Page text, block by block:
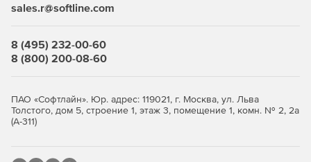
sales.r@softline.com
8 (495) 232-00-60
8 (800) 200-08-60
ПАО «Софтлайн». Юр. адрес: 119021, г. Москва, ул. Льва
Толстого, дом 5, строение 1, этаж 3, помещение 1, комн. № 2, 2а
(А-311)